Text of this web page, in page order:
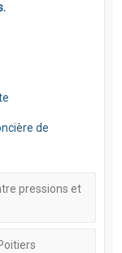
de
pressions et